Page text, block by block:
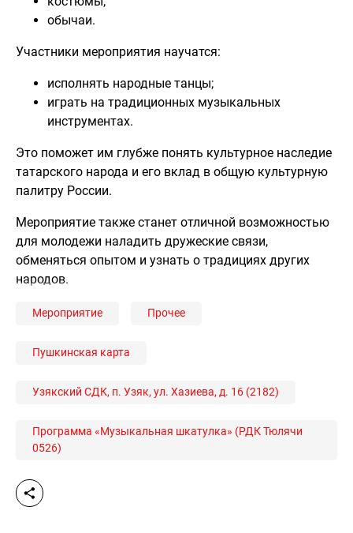
обычаи.
Участники мероприятия научатся:
исполнять народные танцы;
играть на традиционных музыкальных
инструментах.
Это поможет им глубже понять культурное наследие
татарского народа и его вклад в общую культурную
палитру России.
Мероприятие также станет отличной возможностью
для молодежи наладить дружеские связи,
обменяться опытом и узнать о традициях других
народов.
Мероприятие Прочее
Пушкинская карта
Узякский СДК, п. Узяк, ул. Хазиева, д. 16 (2182)
Программа «Музыкальная шкатулка» (РДК Тюлячи
0526)